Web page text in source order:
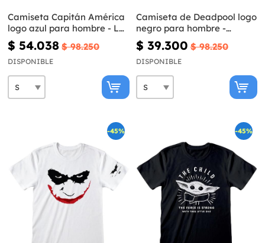
Camiseta Capitán América
logo azul para hombre - Los
Vengadores
$ 54.038 $ 98.250
DISPONIBLE
Camiseta de Deadpool logo
negro para hombre -
Marvel
$ 39.300 $ 98.250
DISPONIBLE
-45% -45%